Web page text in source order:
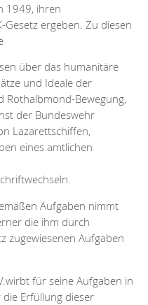
1949, ihren
ergeben. Zu diesen
über das humanitäre
und Ideale der
Rothalbmond-Bewegung,
der Bundeswehr
Lazarettschiffen,
eines amtlichen
Aufgaben nimmt
die ihm durch
zugewiesenen Aufgaben
für seine Aufgaben in
Erfüllung dieser